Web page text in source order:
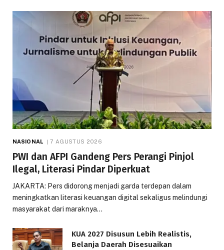
NASIONAL 7 AGUSTUS 2026
PWI dan AFPI Gandeng Pers Perangi Pinjol
Ilegal, Literasi Pindar Diperkuat
JAKARTA: Pers didorong menjadi garda terdepan dalam
meningkatkan literasi keuangan digital sekaligus melindungi
masyarakat dari maraknya…
KUA 2027 Disusun Lebih Realistis,
Belanja Daerah Disesuaikan